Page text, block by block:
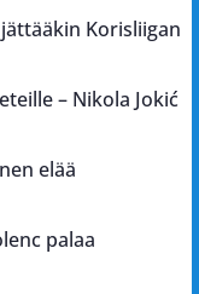
Korisliigan
– Nikola Jokić
elää
palaa